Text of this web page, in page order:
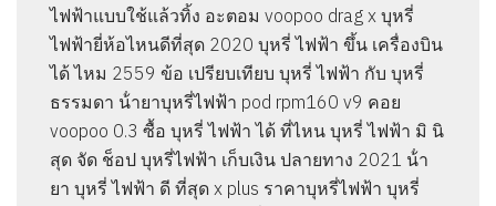
ไฟฟ้าแบบใช้แล้วทิ้ง อะตอม voopoo drag x บุหรี่
ไฟฟ้ายี่ห้อไหนดีที่สุด 2020 บุหรี่ ไฟฟ้า ขึ้น เครื่องบิน
ได้ ไหม 2559 ข้อ เปรียบเทียบ บุหรี่ ไฟฟ้า กับ บุหรี่
ธรรมดา น้ํายาบุหรี่ไฟฟ้า pod rpm160 v9 คอย
voopoo 0.3 ซื้อ บุหรี่ ไฟฟ้า ได้ ที่ไหน บุหรี่ ไฟฟ้า มิ นิ
สุด จัด ช็อป บุหรี่ไฟฟ้า เก็บเงิน ปลายทาง 2021 น้ํา
ยา บุหรี่ ไฟฟ้า ดี ที่สุด x plus ราคาบุหรี่ไฟฟ้า บุหรี่